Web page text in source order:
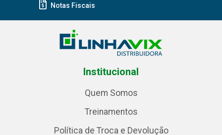
Notas Fiscais
Institucional
Quem Somos
Treinamentos
Política de Troca e Devolução